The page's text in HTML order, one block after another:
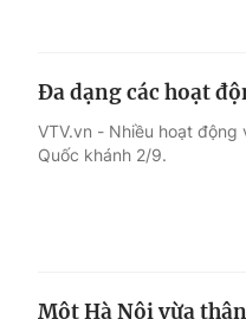
Đa dạng các hoạt
VTV.vn - Nhiều hoạt
Quốc khánh 2/9.
Một Hà Nội vừa